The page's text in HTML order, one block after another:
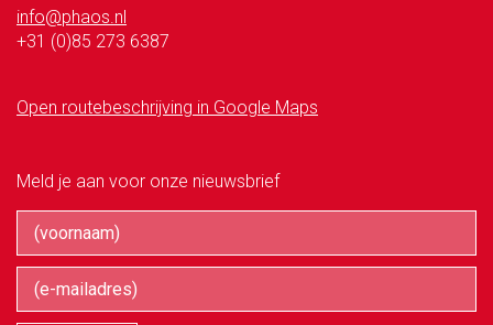
info@phaos.nl
+31 (0)85 273 6387
Open routebeschrijving in Google Maps
Meld je aan voor onze nieuwsbrief